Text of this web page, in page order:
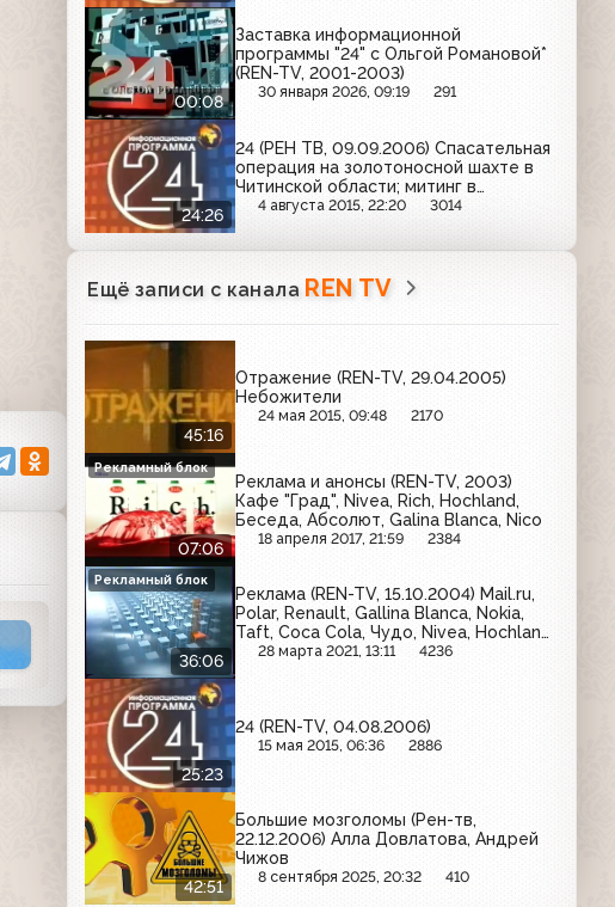
00:08
Заставка информационной
программы "24" с Ольгой Романовой*
(REN-TV, 2001-2003)
30 января 2026, 09:19 291
24:26
24 (РЕН ТВ, 09.09.2006) Спасательная
операция на золотоносной шахте в
Читинской области; митинг в
Одинцовском районе Подмосковья
4 августа 2015, 22:20 3014
Ещё записи с канала REN TV
45:16
Отражение (REN-TV, 29.04.2005)
Небожители
24 мая 2015, 09:48 2170
07:06
Реклама и анонсы (REN-TV, 2003)
Кафе "Град", Nivea, Rich, Hochland,
Беседа, Абсолют, Galina Blanca, Nico
18 апреля 2017, 21:59 2384
Рекламный блок
36:06
Реклама (REN-TV, 15.10.2004) Mail.ru,
Polar, Renault, Gallina Blanca, Nokia,
Taft, Coca Cola, Чудо, Nivea, Hochland,
Elseve, Nurofen, Neo, Alpenliebe, Intel,
28 марта 2021, 13:11 4236
Рекламный блок
25:23
24 (REN-TV, 04.08.2006)
15 мая 2015, 06:36 2886
42:51
Большие мозголомы (Рен-тв,
22.12.2006) Алла Довлатова, Андрей
Чижов
8 сентября 2025, 20:32 410